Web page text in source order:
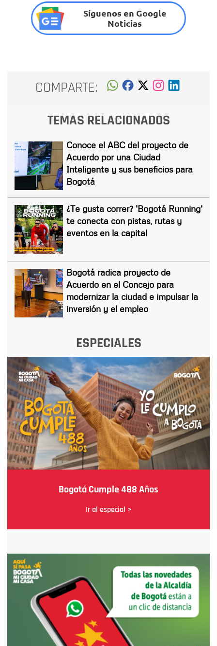
Síguenos en Google
Noticias
COMPARTE:
TEMAS RELACIONADOS
Conoce el ABC del proyecto de
Acuerdo por una Ciudad
Inteligente y sus beneficios para
Bogotá
¿Te gusta correr? 'Bogotá Running'
te conecta con pistas, rutas y
eventos en la capital
Bogotá radica proyecto de
Acuerdo en el Concejo para
modernizar la ciudad e impulsar la
inversión y el empleo
ESPECIALES
Bogotá Cumple 488 Años
Ir al especial >